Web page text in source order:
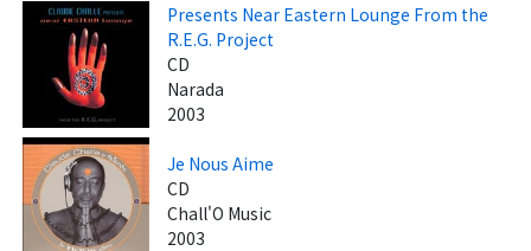
Presents Near Eastern Lounge From the
R.E.G. Project
CD
Narada
2003
Je Nous Aime
CD
Chall'O Music
2003